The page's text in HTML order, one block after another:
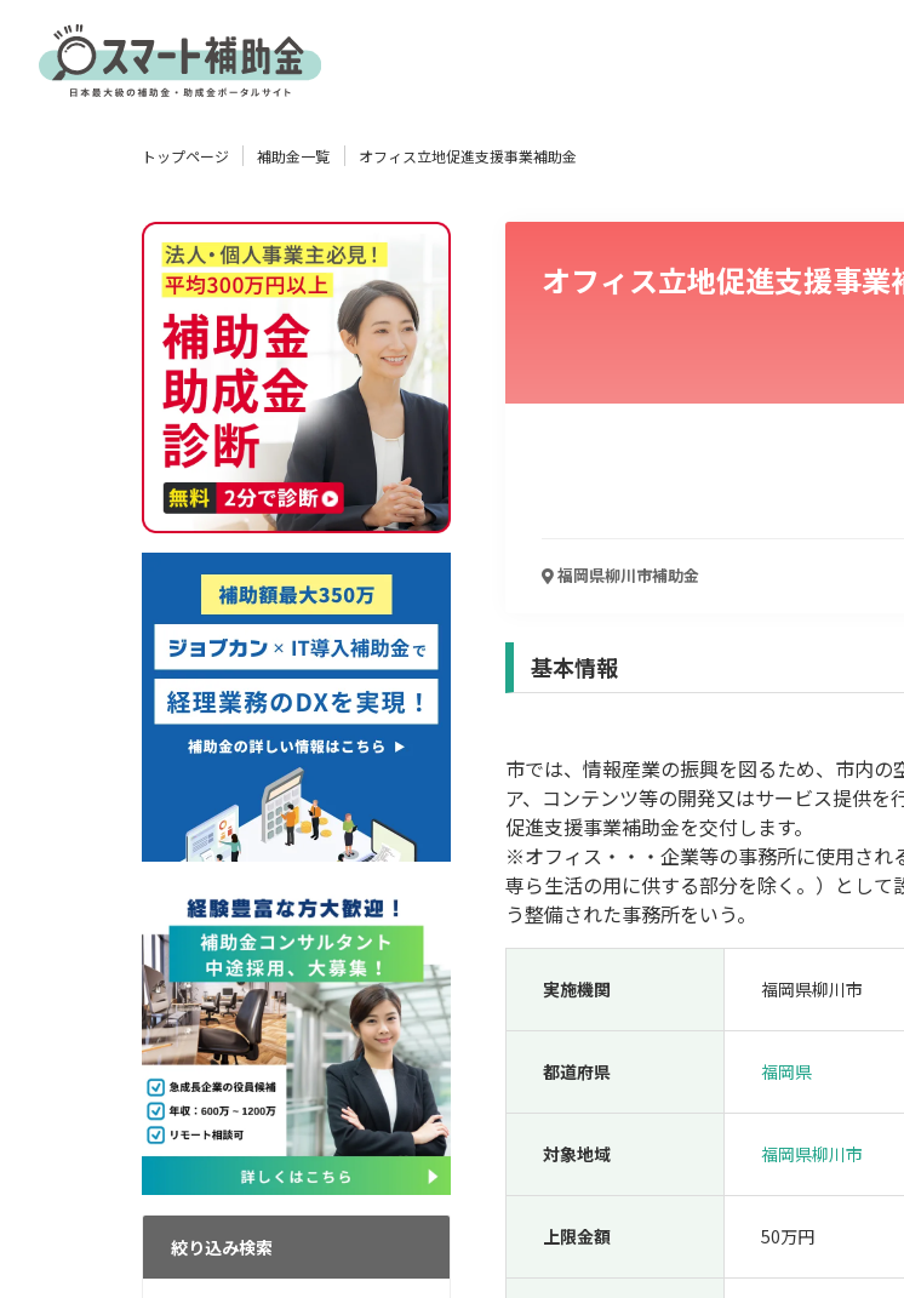
製造業 情報通信業 卸売･小売業
人材採用・雇用
検索
トップページ 補助金一覧 オフィス立地促進支援事業補助金
絞り込み検索
オフィス立地促進支援事業
福岡県柳川市補助金
基本情報
市では、情報産業の振興を図るため、市内
ア、コンテンツ等の開発又はサービス提供
促進支援事業補助金を交付します。
※オフィス・・・企業等の事務所に使用され
専ら生活の用に供する部分を除く。）とし
う整備された事務所をいう。
実施機関 福岡県柳川市
都道府県 福岡県
対象地域 福岡県柳川市
上限金額 50万円